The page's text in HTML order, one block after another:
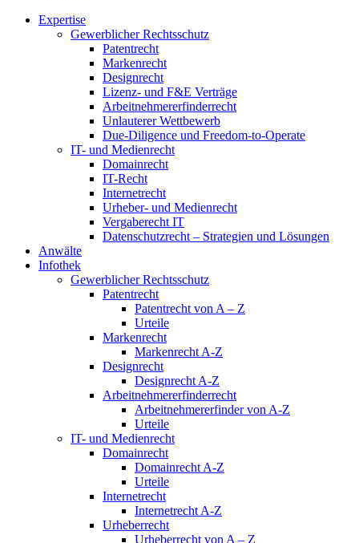
Expertise
Gewerblicher Rechtsschutz
Patentrecht
Markenrecht
Designrecht
Lizenz- und F&E Verträge
Arbeitnehmererfinderrecht
Unlauterer Wettbewerb
Due-Diligence und Freedom-to-Operate
IT- und Medienrecht
Domainrecht
IT-Recht
Internetrecht
Urheber- und Medienrecht
Vergaberecht IT
Datenschutzrecht – Strategien und Lösungen
Anwälte
Infothek
Gewerblicher Rechtsschutz
Patentrecht
Patentrecht von A – Z
Urteile
Markenrecht
Markenrecht A-Z
Designrecht
Designrecht A-Z
Arbeitnehmererfinderrecht
Arbeitnehmererfinder von A-Z
Urteile
IT- und Medienrecht
Domainrecht
Domainrecht A-Z
Urteile
Internetrecht
Internetrecht A-Z
Urheberrecht
Urheberrecht von A – Z